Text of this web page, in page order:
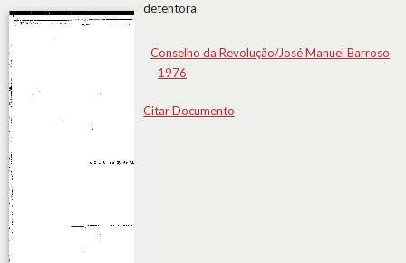
detentora.
Conselho da Revolução/José Manuel Barroso
1976
Citar Documento